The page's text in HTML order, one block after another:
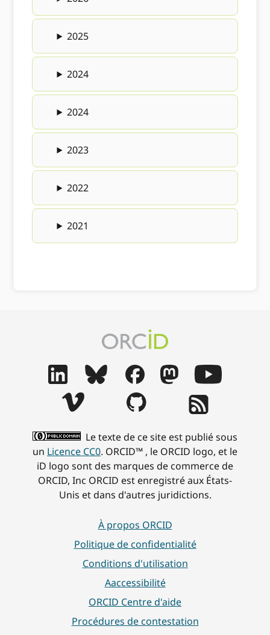
2025
2024
2024
2023
2022
2021
Le texte de ce site est publié sous
un Licence CC0. ORCID™ , le ORCID logo, et le
iD logo sont des marques de commerce de
ORCID, Inc ORCID est enregistré aux États-
Unis et dans d'autres juridictions.
À propos ORCID
Politique de confidentialité
Conditions d'utilisation
Aaccessibilité
ORCID Centre d'aide
Procédures de contestation